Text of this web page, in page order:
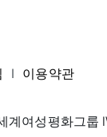
| 이용약관
계여성평화그룹